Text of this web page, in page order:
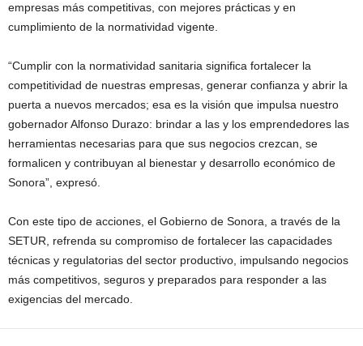
empresas más competitivas, con mejores prácticas y en
cumplimiento de la normatividad vigente.
“Cumplir con la normatividad sanitaria significa fortalecer la
competitividad de nuestras empresas, generar confianza y abrir la
puerta a nuevos mercados; esa es la visión que impulsa nuestro
gobernador Alfonso Durazo: brindar a las y los emprendedores las
herramientas necesarias para que sus negocios crezcan, se
formalicen y contribuyan al bienestar y desarrollo económico de
Sonora”, expresó.
Con este tipo de acciones, el Gobierno de Sonora, a través de la
SETUR, refrenda su compromiso de fortalecer las capacidades
técnicas y regulatorias del sector productivo, impulsando negocios
más competitivos, seguros y preparados para responder a las
exigencias del mercado.